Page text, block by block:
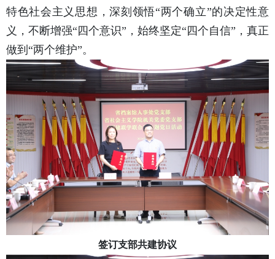
特色社会主义思想，深刻领悟“两个确立”的决定性意
义，不断增强“四个意识”，始终坚定“四个自信”，真正
做到“两个维护”。
签订支部共建协议